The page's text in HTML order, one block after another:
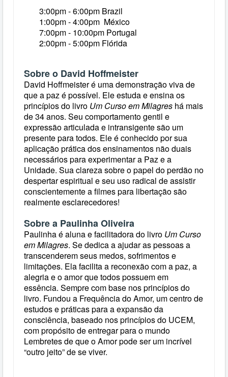
3:00pm - 6:00pm Brazil
1:00pm - 4:00pm México
7:00pm - 10:00pm Portugal
2:00pm - 5:00pm Flórida
Sobre o David Hoffmeister
David Hoffmeister é uma demonstração viva de
que a paz é possível. Ele estuda e ensina os
princípios do livro Um Curso em Milagres há mais
de 34 anos. Seu comportamento gentil e
expressão articulada e intransigente são um
presente para todos. Ele é conhecido por sua
aplicação prática dos ensinamentos não duais
necessários para experimentar a Paz e a
Unidade. Sua clareza sobre o papel do perdão no
despertar espiritual e seu uso radical de assistir
conscientemente a filmes para libertação são
realmente esclarecedores!
Sobre a Paulinha Oliveira
Paulinha é aluna e facilitadora do livro Um Curso
em Milagres. Se dedica a ajudar as pessoas a
transcenderem seus medos, sofrimentos e
limitações. Ela facilita a reconexão com a paz, a
alegria e o amor que todos possuem em
essência. Sempre com base nos princípios do
livro. Fundou a Frequência do Amor, um centro de
estudos e práticas para a expansão da
consciência, baseado nos princípios do UCEM,
com propósito de entregar para o mundo
Lembretes de que o Amor pode ser um incrível
“outro jeito” de se viver.